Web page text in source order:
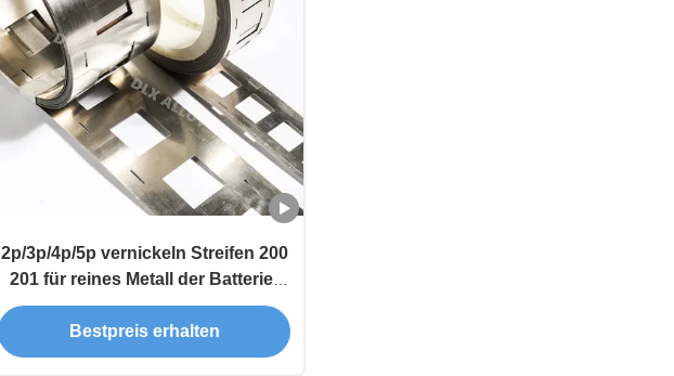
2p/3p/4p/5p vernickeln Streifen 200
201 für reines Metall der Batterie-
32650 des Nickel-18650
Bestpreis erhalten